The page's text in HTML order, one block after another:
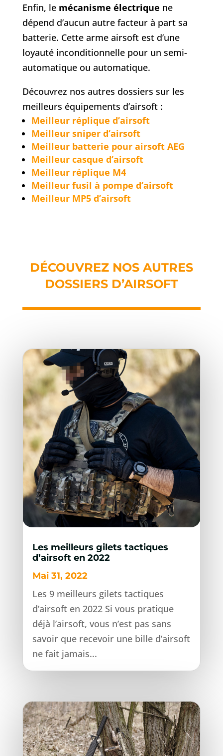
Enfin, le mécanisme électrique ne
dépend d’aucun autre facteur à part sa
batterie. Cette arme airsoft est d’une
loyauté inconditionnelle pour un semi-
automatique ou automatique.
Découvrez nos autres dossiers sur les
meilleurs équipements d’airsoft :
Meilleur réplique d’airsoft
Meilleur sniper d’airsoft
Meilleur batterie pour airsoft AEG
Meilleur casque d’airsoft
Meilleur réplique M4
Meilleur fusil à pompe d’airsoft
Meilleur MP5 d’airsoft
DÉCOUVREZ NOS AUTRES
DOSSIERS D’AIRSOFT
Les meilleurs gilets tactiques
d’airsoft en 2022
Mai 31, 2022
Les 9 meilleurs gilets tactiques
d’airsoft en 2022 Si vous pratique
déjà l’airsoft, vous n’est pas sans
savoir que recevoir une bille d’airsoft
ne fait jamais...